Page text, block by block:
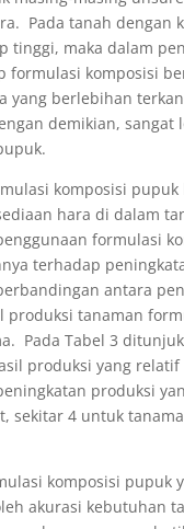
Pada tanah dengan
tinggi, maka dalam
formulasi komposisi
yang berlebihan
demikian, sangat
komposisi
hara di dalam
formulasi
terhadap
antara
produksi tanaman
Pada Tabel 3
produksi yang
produksi
sekitar 4 untuk
komposisi pupuk
akurasi kebutuhan